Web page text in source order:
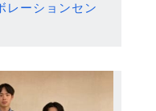
レーションセン